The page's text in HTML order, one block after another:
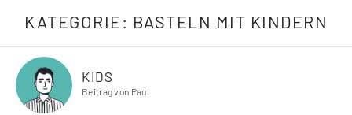
KATEGORIE: BASTELN MIT KINDERN
KIDS
Beitrag von Paul